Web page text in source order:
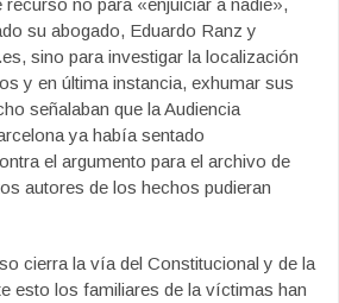
su abogado, Eduardo Ranz y
sino para investigar la localización
y en última instancia, exhumar sus
señalaban que la Audiencia
ya había sentado
el argumento para el archivo de
autores de los hechos pudieran
cierra la vía del Constitucional y de la
esto los familiares de la víctimas han